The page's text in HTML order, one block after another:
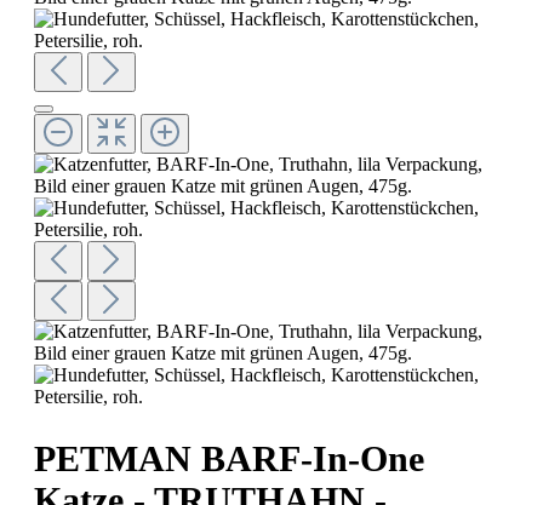
PETMAN BARF-In-One